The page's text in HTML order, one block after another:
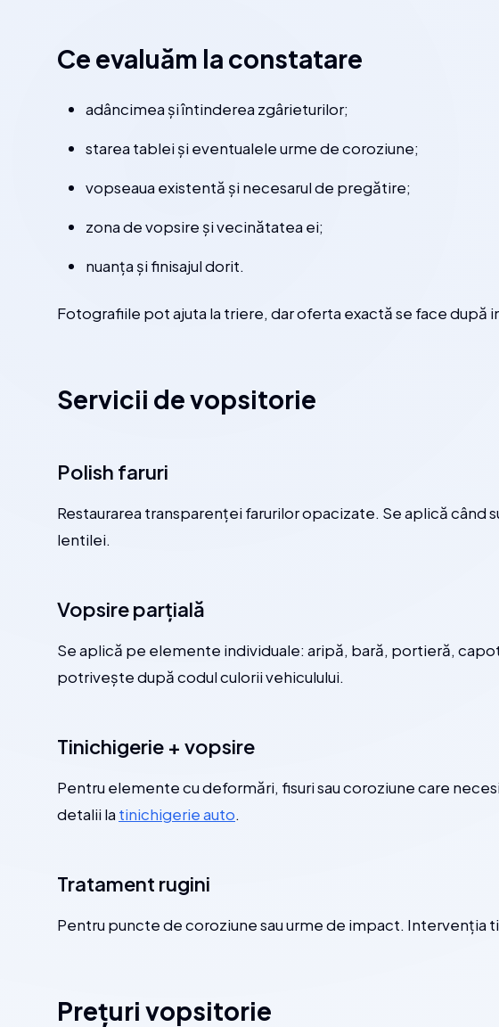
Ce evaluăm la constatare
adâncimea și întinderea zgârieturilor;
starea tablei și eventualele urme de coroziune;
vopseaua existentă și necesarul de pregătire;
zona de vopsire și vecinătatea ei;
nuanța și finisajul dorit.
Fotografiile pot ajuta la triere, dar oferta exactă se face după
Servicii de vopsitorie
Polish faruri
Restaurarea transparenței farurilor opacizate. Se aplică când
lentilei.
Vopsire parțială
Se aplică pe elemente individuale: aripă, bară, portieră,
potrivește după codul culorii vehiculului.
Tinichigerie + vopsire
Pentru elemente cu deformări, fisuri sau coroziune care
detalii la tinichigerie auto.
Tratament rugini
Pentru puncte de coroziune sau urme de impact. Intervenția
Prețuri vopsitorie